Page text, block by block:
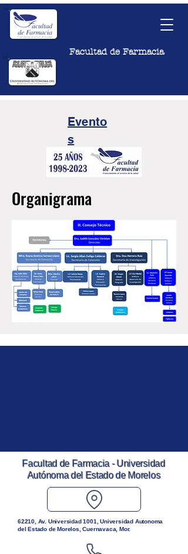
Facultad de Farmacia
Evento
s
Organigrama
Facultad de Farmacia - Universidad
Autónoma del Estado de Morelos
62210, Av. Universidad 1001, Universidad Autonoma
del Estado de Morelos, Cuernavaca, Mor.